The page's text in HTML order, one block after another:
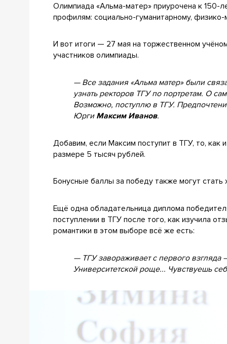
Олимпиада «Альма-матер» приурочена к
профилям: социально-гуманитарному,
И вот итоги — 27 мая на торжественном
участников олимпиады.
— Все задания «Альма матер» были
узнать ректоров ТГУ по портретам. О
Возможно, поступлю в ТГУ.
Юрги Максим Иванов.
Добавим, если Максим поступит в ТГУ, то,
размере 5 тысяч рублей.
Бонусные баллы за победу также могут
Ещё одна обладательница диплома
поступлении в ТГУ после того, как изучила
романтики в этом выборе всё же есть:
— ТГУ завораживает с первого
Университетской роще... Чувствуешь